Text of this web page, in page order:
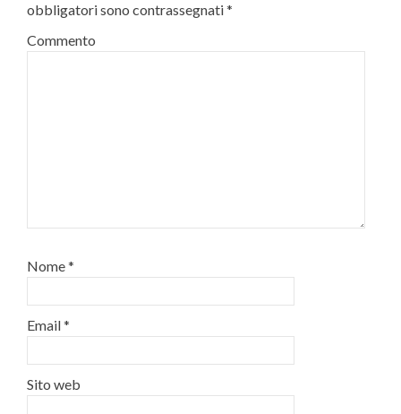
obbligatori sono contrassegnati*
Commento
Nome*
Email*
Sito web